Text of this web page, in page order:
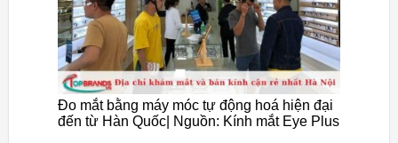
Đo mắt bằng máy móc tự động hoá hiện đại
đến từ Hàn Quốc| Nguồn: Kính mắt Eye Plus